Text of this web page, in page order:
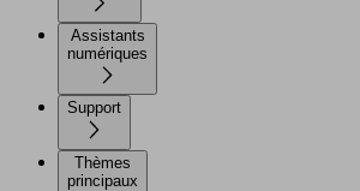
Assistants
numériques
Support
Thèmes
principaux